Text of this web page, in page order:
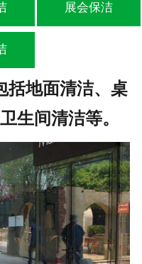
服务区域
联系我们
展会保洁
括地面清洁、桌
生间清洁等。